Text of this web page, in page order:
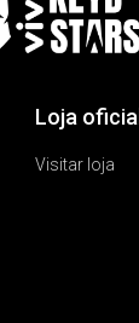
Loja oficial
Visitar loja